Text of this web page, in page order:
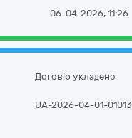
06-04-2026, 11:26
Договір укладено
UA-2026-04-01-